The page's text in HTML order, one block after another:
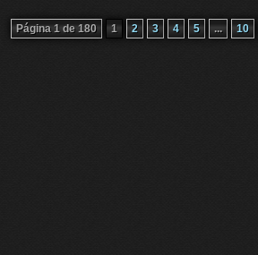
Página 1 de 180 1 2 3 4 5 ... 10